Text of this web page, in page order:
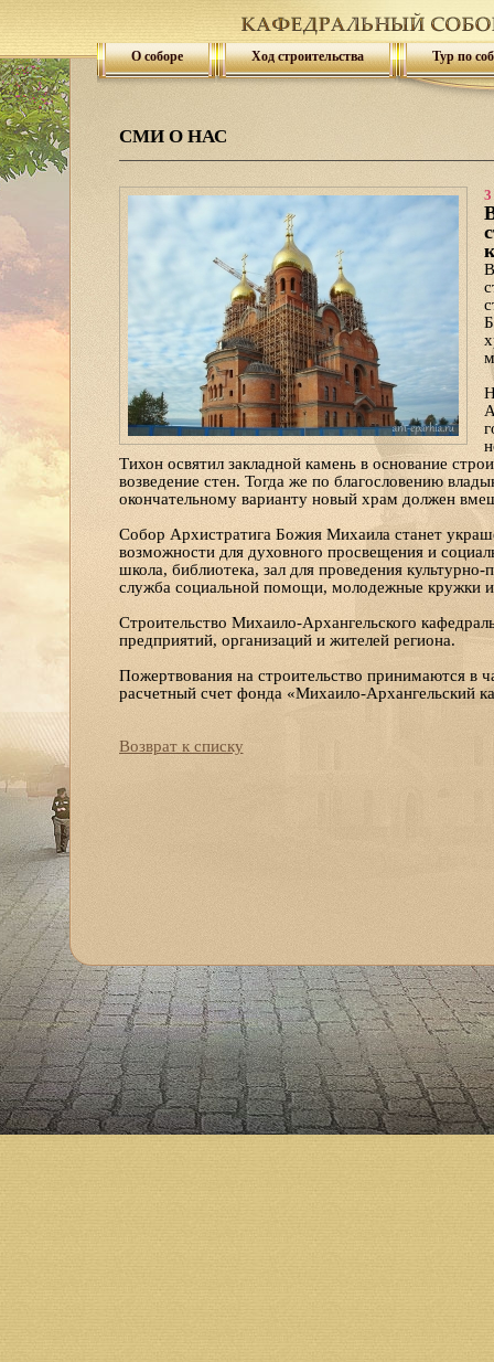
О соборе Ход строительства Тур по
СМИ О НАС
Тихон освятил закладной камень в основание
возведение стен. Тогда же по благословению
окончательному варианту новый храм должен
Собор Архистратига Божия Михаила станет
возможности для духовного просвещения и
школа, библиотека, зал для проведения
служба социальной помощи, молодежные кружки
Строительство Михаило-Архангельского
предприятий, организаций и жителей региона.
Пожертвования на строительство принимаются
расчетный счет фонда «Михаило-Архангельский
Возврат к списку